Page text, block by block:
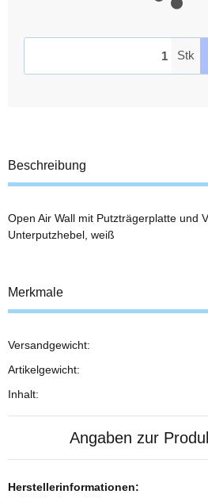
Stk
Beschreibung
Open Air Wall mit Putzträgerplatte und
Unterputzhebel, weiß
Merkmale
Produkteigenschaft
Wert
Versandgewicht:
Artikelgewicht:
Inhalt:
Angaben zur
Herstellerinformationen: